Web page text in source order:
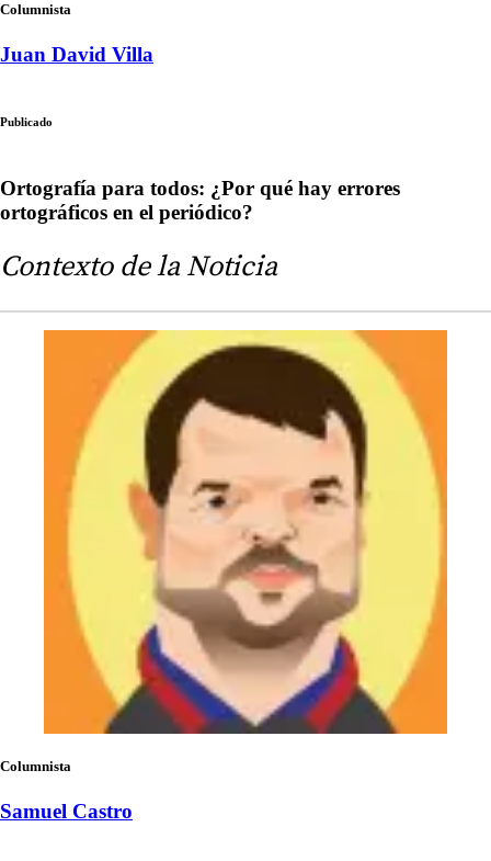
Columnista
Juan David Villa
Publicado
Ortografía para todos: ¿Por qué hay errores
ortográficos en el periódico?
Contexto de la Noticia
Columnista
Samuel Castro